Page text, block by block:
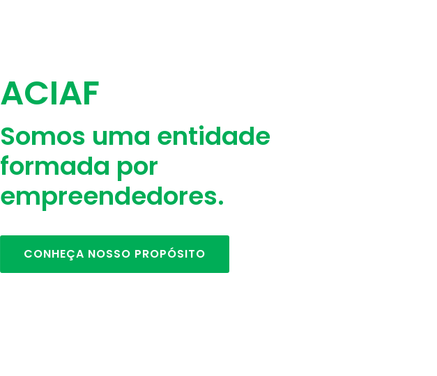
ACIAF
Somos uma entidade
formada por
empreendedores.
CONHEÇA NOSSO PROPÓSITO